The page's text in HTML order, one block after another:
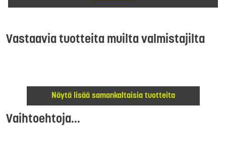
Vastaavia tuotteita muilta valmistajilta
Näytä lisää samankaltaisia tuotteita
Vaihtoehtoja...